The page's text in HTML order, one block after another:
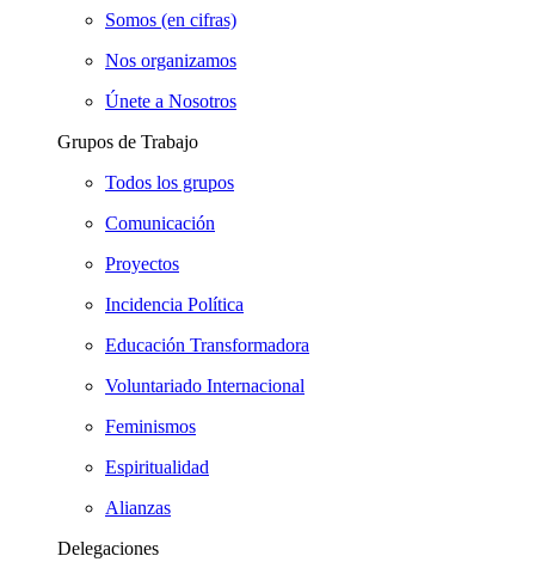
Somos (en cifras)
Nos organizamos
Únete a Nosotros
Grupos de Trabajo
Todos los grupos
Comunicación
Proyectos
Incidencia Política
Educación Transformadora
Voluntariado Internacional
Feminismos
Espiritualidad
Alianzas
Delegaciones